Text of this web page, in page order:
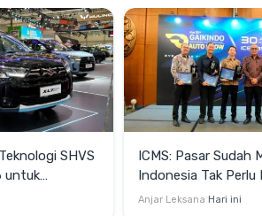
SHVS
untuk
Berkendara
ICMS: Pasar Sudah
Indonesia Tak Perlu
Satu Teknologi
Anjar Leksana Hari ini